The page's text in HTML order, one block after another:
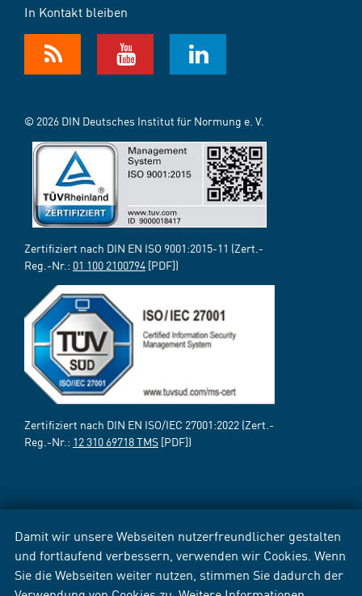
Damit wir unsere Webseiten nutzerfreundlicher gestalten
und fortlaufend verbessern, verwenden wir Cookies. Wenn
Sie die Webseiten weiter nutzen, stimmen Sie dadurch der
In Kontakt bleiben
© 2026 DIN Deutsches Institut für Normung e. V.
Zertifiziert nach DIN EN ISO 9001:2015-11 (Zert.-
Reg.-Nr.: 01 100 2100794 [PDF])
Zertifiziert nach DIN EN ISO/IEC 27001:2022 (Zert.-
Reg.-Nr.: 12 310 69718 TMS [PDF])